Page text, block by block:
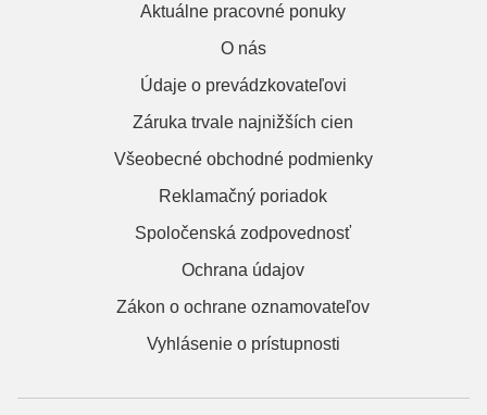
Aktuálne pracovné ponuky
O nás
Údaje o prevádzkovateľovi
Záruka trvale najnižších cien
Všeobecné obchodné podmienky
Reklamačný poriadok
Spoločenská zodpovednosť
Ochrana údajov
Zákon o ochrane oznamovateľov
Vyhlásenie o prístupnosti